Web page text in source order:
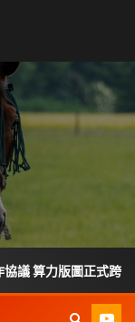
圖正式跨足東南亞